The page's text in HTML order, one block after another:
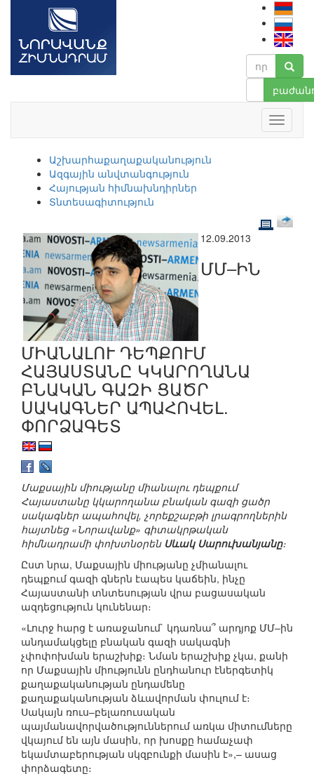
Աշխարհաքաղաքականություն
Ազգային անվտանգություն
Հայության հիմնախնդիրներ
Տնտեսագիտություն
12.09.2013
ՄՄ–ԻՆ
ՄԻԱՆԱԼՈՒ ԴԵՊՔՈՒՄ
ՀԱՅԱՍՏԱՆԸ ԿԿԱՐՈՂԱՆԱ
ԲՆԱԿԱՆ ԳԱԶԻ ՑԱԾՐ
ՍԱԿԱԳՆԵՐ ԱՊԱՀՈՎԵԼ.
ՓՈՐՁԱԳԵՏ
Մաքսային միությանը միանալու դեպքում
Հայաստանը կկարողանա բնական գազի ցածր
սակագներ ապահովել, չորեքշաբթի լրագրողներին
հայտնեց «Նորավանք» գիտակրթական
հիմնադրամի փոխտնօրեն Սևակ Սարուխանյանը։
Ըստ նրա, Մաքսային միությանը չմիանալու
դեպքում գազի գներն էապես կաճեին, ինչը
Հայաստանի տնտեսության վրա բացասական
ազդեցություն կունենար։
«Լուրջ հարց է առաջանում` կդառնա՞ արդյոք ՄՄ–ին
անդամակցելը բնական գազի սակագնի
չփոփոխման երաշխիք։ Նման երաշխիք չկա, քանի
որ Մաքսային միությունն ընդհանուր էներգետիկ
քաղաքականության ընդամենը
քաղաքականության ձևավորման փուլում է։
Սակայն ռուս–բելառուսական
պայմանավորվածություններում առկա միտումները
վկայում են այն մասին, որ խոսքը համաչափ
եկամտաբերության սկզբունքի մասին է»,– ասաց
փորձագետը։